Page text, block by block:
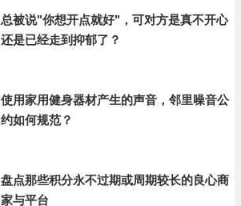
总被说"你想开点就好"，可对方是真不开心
还是已经走到抑郁了？
使用家用健身器材产生的声音，邻里噪音公
约如何规范？
盘点那些积分永不过期或周期较长的良心商
家与平台